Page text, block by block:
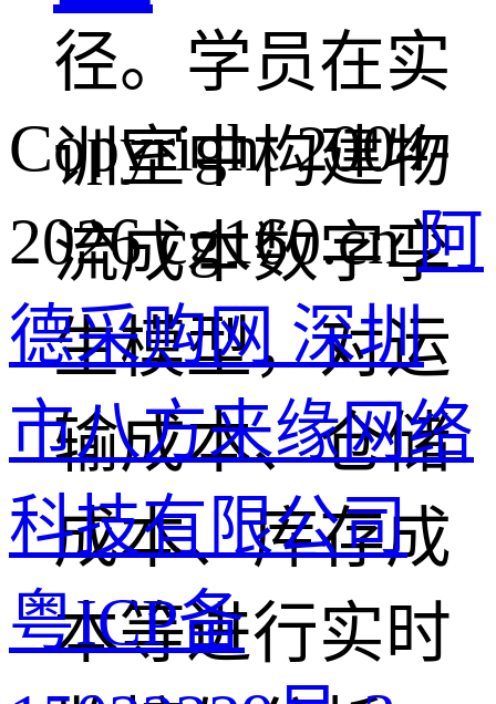
径。学员在实
训室中构建物
流成本数字孪
生模型，对运
输成本、仓储
成本、库存成
本等进行实时
Copyright 2004-
2026 cg160.cn阿
德采购网 深圳
市八方来缘网络
科技有限公司
粤ICP备